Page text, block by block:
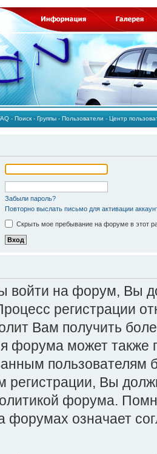
- Поиск - Группы - Пользователи - Центр
Забыли пароль?
Повторно выслать письмо для активации
Скрыть мое пребывание на форуме в этот
войти на форум, Вы
регистрации
Вам получить
форума может также
пользователям
регистрации, Вы
форума.
форумах означает